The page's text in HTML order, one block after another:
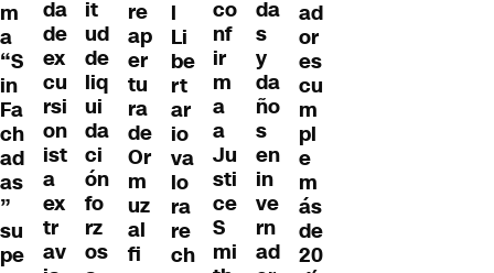
m
a
“S
in
Fa
ch
ad
as
”
su
pe
da
de
ex
cu
rsi
on
ist
a
ex
tr
av
it
ud
de
liq
ui
da
ci
ón
fo
rz
os
re
ap
er
tu
ra
de
Or
m
uz
al
fi
l
Li
be
rt
ar
io
va
lo
ra
re
ch
co
nf
ir
m
a
a
Ju
sti
ce
S
mi
da
s
y
da
ño
s
en
in
ve
rn
ad
ad
or
es
cu
m
pl
e
m
ás
de
20